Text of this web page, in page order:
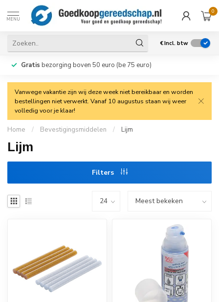
MENU
0
€Incl. btw
Gratis bezorging boven 50 euro (be 75 euro)
Vanwege vakantie zijn wij deze week niet bereikbaar en worden
bestellingen niet verwerkt. Vanaf 10 augustus staan wij weer
volledig voor je klaar!
Home / Bevestigingsmiddelen / Lijm
Lijm
Filters